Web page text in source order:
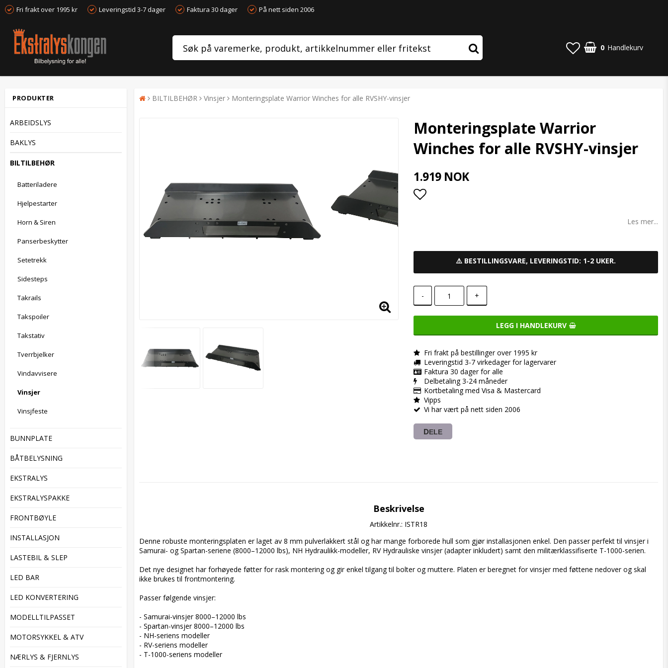
Fri frakt over 1995 kr Leveringstid 3-7 dager Faktura 30 dager På nett siden 2006
0 Handlekurv
PRODUKTER
ARBEIDSLYS
BAKLYS
BILTILBEHØR
Batteriladere
Hjelpestarter
Horn & Siren
Panserbeskytter
Setetrekk
Sidesteps
Takrails
Takspoiler
Takstativ
Tverrbjelker
Vindavvisere
Vinsjer
Vinsjfeste
BUNNPLATE
BÅTBELYSNING
EKSTRALYS
EKSTRALYSPAKKE
FRONTBØYLE
INSTALLASJON
LASTEBIL & SLEP
LED BAR
LED KONVERTERING
MODELLTILPASSET
MOTORSYKKEL & ATV
NÆRLYS & FJERNLYS
BILTILBEHØR Vinsjer Monteringsplate Warrior Winches for alle RVSHY-vinsjer
Monteringsplate Warrior
Winches for alle RVSHY-vinsjer
1.919 NOK
Les mer...
⚠️ BESTILLINGSVARE, LEVERINGSTID: 1-2 UKER.
- +
LEGG I HANDLEKURV
Fri frakt på bestillinger over 1995 kr
Leveringstid 3-7 virkedager for lagervarer
Faktura 30 dager for alle
Delbetaling 3-24 måneder
Kortbetaling med Visa & Mastercard
Vipps
Vi har vært på nett siden 2006
DELE
Beskrivelse
Artikkelnr.: ISTR18
Denne robuste monteringsplaten er laget av 8 mm pulverlakkert stål og har mange forborede hull som gjør installasjonen enkel. Den passer perfekt til vinsjer i
Samurai- og Spartan-seriene (8000–12000 lbs), NH Hydraulikk-modeller, RV Hydrauliske vinsjer (adapter inkludert) samt den militærklassifiserte T-1000-serien.
Det nye designet har forhøyede føtter for rask montering og gir enkel tilgang til bolter og muttere. Platen er beregnet for vinsjer med føttene nedover og skal
ikke brukes til frontmontering.
Passer følgende vinsjer:
- Samurai-vinsjer 8000–12000 lbs
- Spartan-vinsjer 8000–12000 lbs
- NH-seriens modeller
- RV-seriens modeller
- T-1000-seriens modeller